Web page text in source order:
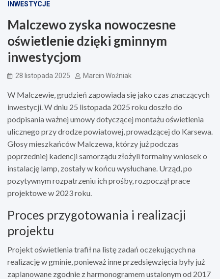
INWESTYCJE
Malczewo zyska nowoczesne
oświetlenie dzięki gminnym
inwestycjom
28 listopada 2025 Marcin Woźniak
W Malczewie, grudzień zapowiada się jako czas znaczących
inwestycji. W dniu 25 listopada 2025 roku doszło do
podpisania ważnej umowy dotyczącej montażu oświetlenia
ulicznego przy drodze powiatowej, prowadzącej do Karsewa.
Głosy mieszkańców Malczewa, którzy już podczas
poprzedniej kadencji samorządu złożyli formalny wniosek o
instalację lamp, zostały w końcu wysłuchane. Urząd, po
pozytywnym rozpatrzeniu ich prośby, rozpoczął prace
projektowe w 2023 roku.
Proces przygotowania i realizacji
projektu
Projekt oświetlenia trafił na listę zadań oczekujących na
realizację w gminie, ponieważ inne przedsięwzięcia były już
zaplanowane zgodnie z harmonogramem ustalonym od 2017